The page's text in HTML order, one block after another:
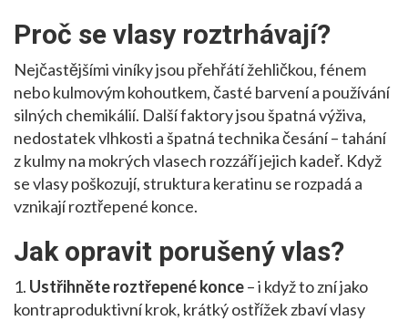
Proč se vlasy roztrhávají?
Nejčastějšími viníky jsou přehřátí žehličkou, fénem
nebo kulmovým kohoutkem, časté barvení a používání
silných chemikálií. Další faktory jsou špatná výživa,
nedostatek vlhkosti a špatná technika česání – tahání
z kulmy na mokrých vlasech rozzáří jejich kadeř. Když
se vlasy poškozují, struktura keratinu se rozpadá a
vznikají roztřepené konce.
Jak opravit porušený vlas?
1. Ustřihněte roztřepené konce– i když to zní jako
kontraproduktivní krok, krátký ostřížek zbaví vlasy